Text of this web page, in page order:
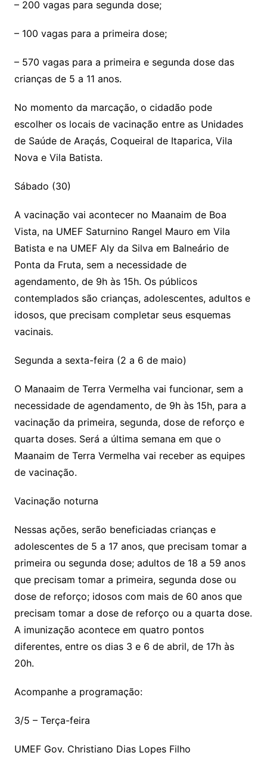
– 200 vagas para segunda dose;
– 100 vagas para a primeira dose;
– 570 vagas para a primeira e segunda dose das
crianças de 5 a 11 anos.
No momento da marcação, o cidadão pode
escolher os locais de vacinação entre as Unidades
de Saúde de Araçás, Coqueiral de Itaparica, Vila
Nova e Vila Batista.
Sábado (30)
A vacinação vai acontecer no Maanaim de Boa
Vista, na UMEF Saturnino Rangel Mauro em Vila
Batista e na UMEF Aly da Silva em Balneário de
Ponta da Fruta, sem a necessidade de
agendamento, de 9h às 15h. Os públicos
contemplados são crianças, adolescentes, adultos e
idosos, que precisam completar seus esquemas
vacinais.
Segunda a sexta-feira (2 a 6 de maio)
O Manaaim de Terra Vermelha vai funcionar, sem a
necessidade de agendamento, de 9h às 15h, para a
vacinação da primeira, segunda, dose de reforço e
quarta doses. Será a última semana em que o
Maanaim de Terra Vermelha vai receber as equipes
de vacinação.
Vacinação noturna
Nessas ações, serão beneficiadas crianças e
adolescentes de 5 a 17 anos, que precisam tomar a
primeira ou segunda dose; adultos de 18 a 59 anos
que precisam tomar a primeira, segunda dose ou
dose de reforço; idosos com mais de 60 anos que
precisam tomar a dose de reforço ou a quarta dose.
A imunização acontece em quatro pontos
diferentes, entre os dias 3 e 6 de abril, de 17h às
20h.
Acompanhe a programação:
3/5 – Terça-feira
UMEF Gov. Christiano Dias Lopes Filho